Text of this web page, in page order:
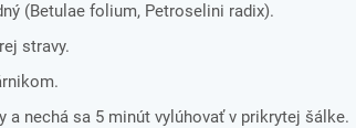
(Betulae folium, Petroselini radix).
stravy.
a nechá sa 5 minút vylúhovať v prikrytej šálke.